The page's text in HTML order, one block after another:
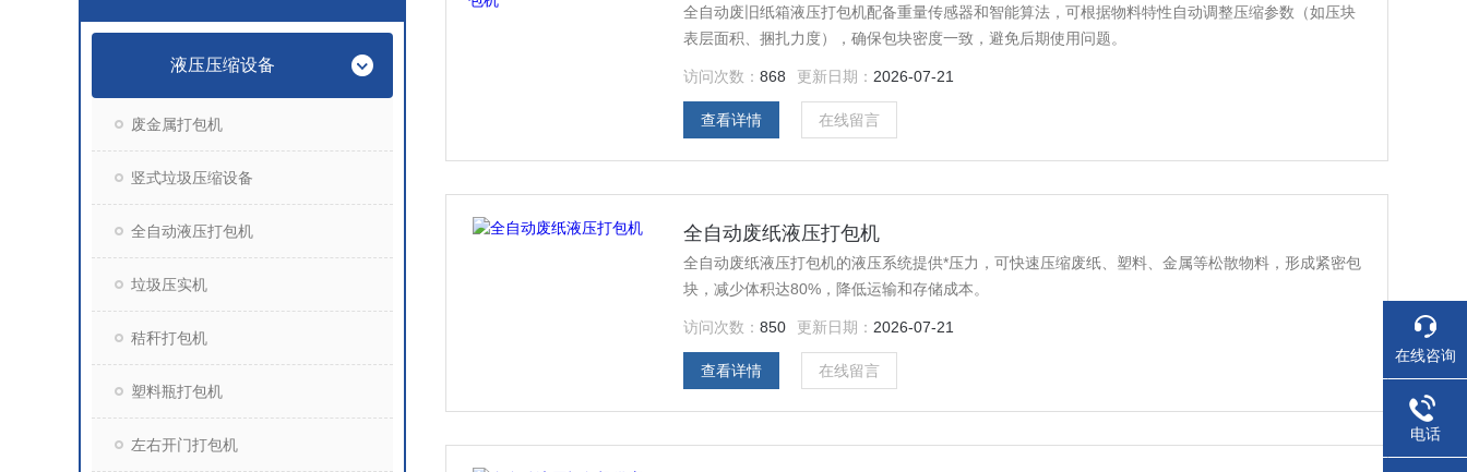
液压压缩设备
废金属打包机
竖式垃圾压缩设备
全自动液压打包机
垃圾压实机
秸秆打包机
塑料瓶打包机
左右开门打包机
全自动废旧纸箱液压打包机配备重量传感器和智能算法，可根据物料特性自动调整压缩参数（如压块
表层面积、捆扎力度），确保包块密度一致，避免后期使用问题。
访问次数：868 更新日期： 2026-07-21
查看详情 在线留言
全自动废纸液压打包机
全自动废纸液压打包机的液压系统提供*压力，可快速压缩废纸、塑料、金属等松散物料，形成紧密包
块，减少体积达80%，降低运输和存储成本。
访问次数：850 更新日期： 2026-07-21
查看详情 在线留言
在线咨询
电话